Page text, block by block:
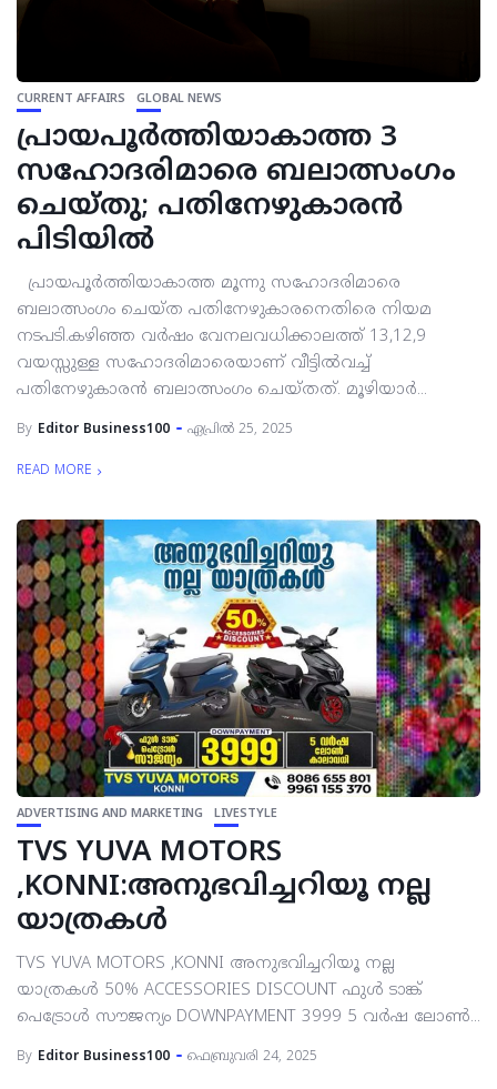
CURRENT AFFAIRS GLOBAL NEWS
പ്രായപൂർത്തിയാകാത്ത 3
സഹോദരിമാരെ ബലാത്സംഗം
ചെയ്തു; പതിനേഴുകാരൻ
പിടിയിൽ
പ്രായപൂർത്തിയാകാത്ത മൂന്നു സഹോദരിമാരെ
ബലാത്സംഗം ചെയ്ത പതിനേഴുകാരനെതിരെ നിയമ
നടപടി.കഴിഞ്ഞ വർഷം വേനലവധിക്കാലത്ത് 13,12,9
വയസ്സുള്ള സഹോദരിമാരെയാണ് വീട്ടിൽവച്ച്
പതിനേഴുകാരൻ ബലാത്സംഗം ചെയ്തത്. മൂഴിയാർ...
By Editor Business100 ഏപ്രിൽ 25, 2025
READ MORE
ADVERTISING AND MARKETING LIVESTYLE
TVS YUVA MOTORS
,KONNI:അനുഭവിച്ചറിയൂ നല്ല
യാത്രകള്‍
TVS YUVA MOTORS ,KONNI അനുഭവിച്ചറിയൂ നല്ല
യാത്രകള്‍ 50% ACCESSORIES DISCOUNT ഫുള്‍ ടാങ്ക്
പെട്രോള്‍ സൗജന്യം DOWNPAYMENT 3999 5 വര്‍ഷ ലോണ്‍...
By Editor Business100 ഫെബ്രുവരി 24, 2025